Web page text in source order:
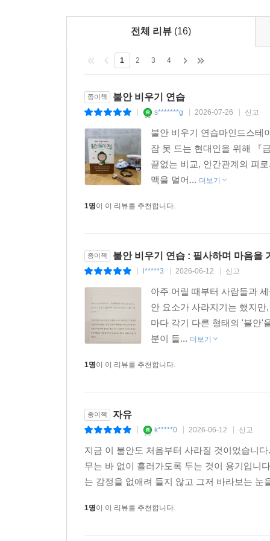
전체 리뷰 (16)
1 2 3 4
종이책 불안 비우기 연습
s*******g 2026-07-26 신고
불안 비우기 연습마인드스테
잠 못 드는 현대인을 위해 『
끝없는 비교, 인간관계의 피
맥을 덜어... 더보기
1명이 이 리뷰를 추천합니다.
종이책 불안 비우기 연습 : 필사하며 마음을
l*****3 2026-06-12 신고
아주 어릴 때부터 사람들과
안 요소가 사라지기는 했지
마다 각기 다른 형태의 '불안'
분이 들... 더보기
1명이 이 리뷰를 추천합니다.
종이책 자유
k*****0 2026-06-12 신고
지금 이 불안도 처음부터 사라질 것이었습니
무는 바 없이 흘러가도록 두는 것이 용기입니
는 감정을 없애려 들지 않고 그저 바라보는
1명이 이 리뷰를 추천합니다.